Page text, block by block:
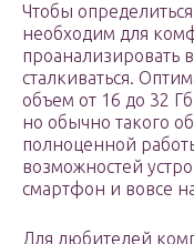
Чтобы
необходим для
проанализировать
сталкиваться.
объем от 16 до 32
но обычно такого
полноценной
возможностей
смартфон и вовсе
Для любителей